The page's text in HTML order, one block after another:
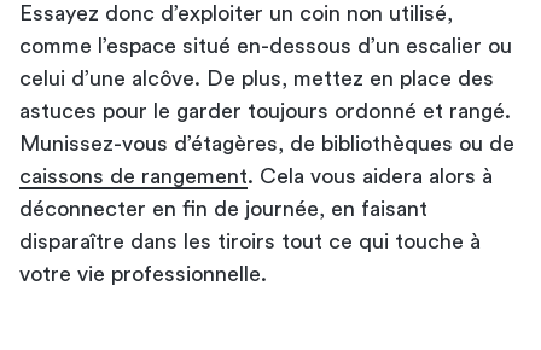
Essayez donc d’exploiter un coin non utilisé,
comme l’espace situé en-dessous d’un escalier ou
celui d’une alcôve. De plus, mettez en place des
astuces pour le garder toujours ordonné et rangé.
Munissez-vous d’étagères, de bibliothèques ou de
caissons de rangement. Cela vous aidera alors à
déconnecter en fin de journée, en faisant
disparaître dans les tiroirs tout ce qui touche à
votre vie professionnelle.